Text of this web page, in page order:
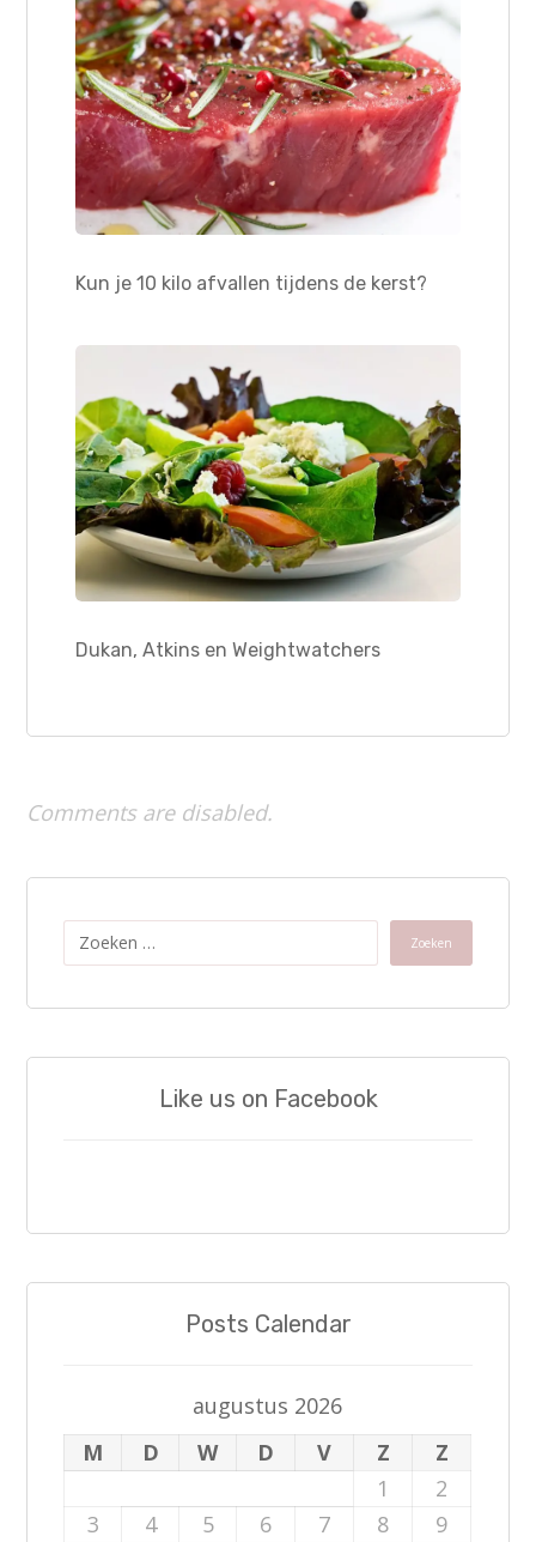
Kun je 10 kilo afvallen tijdens de kerst?
Dukan, Atkins en Weightwatchers
Comments are disabled.
Zoeken
Like us on Facebook
Posts Calendar
augustus 2026
M
D W D V Z
Z
1
2
3
4 5 6 7 8
9